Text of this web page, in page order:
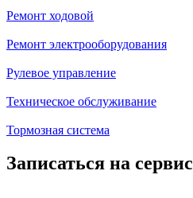
Ремонт ходовой
Ремонт электрооборудования
Рулевое управление
Техническое обслуживание
Тормозная система
Записаться на сервис